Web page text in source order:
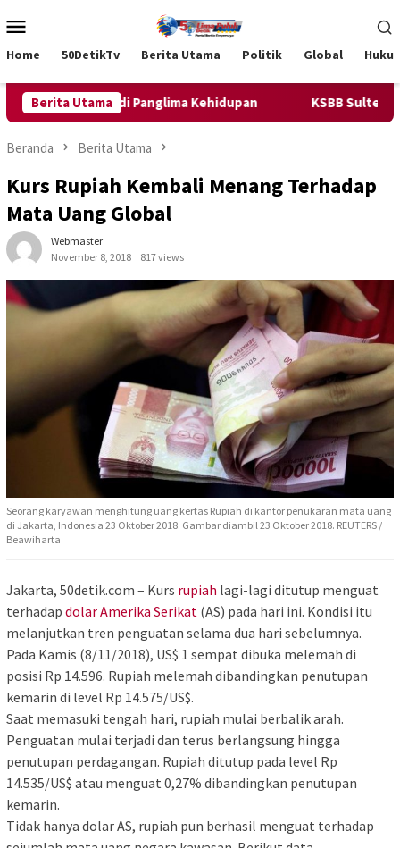
ke
Mobile
Home 50DetikTv Berita Utama Politik Global
Berita Utama
Harus Jadi Panglima Kehidupan KSBB Sulteng
Beranda Berita Utama
Kurs Rupiah Kembali Menang Terhadap
Mata Uang Global
Webmaster
November 8, 2018
817 views
Seorang karyawan menghitung uang kertas Rupiah di kantor penukaran mata uang
di Jakarta, Indonesia 23 Oktober 2018. Gambar diambil 23 Oktober 2018. REUTERS /
Beawiharta
Jakarta, 50detik.com – Kurs rupiah lagi-lagi ditutup menguat
terhadap dolar Amerika Serikat (AS) pada hari ini. Kondisi itu
melanjutkan tren penguatan selama dua hari sebelumnya.
Pada Kamis (8/11/2018), US$ 1 sempat dibuka melemah di
posisi Rp 14.596. Rupiah melemah dibandingkan penutupan
kemarin di level Rp 14.575/US$.
Saat memasuki tengah hari, rupiah mulai berbalik arah.
Penguatan mulai terjadi dan terus berlangsung hingga
penutupan perdagangan. Rupiah ditutup pada level Rp
14.535/US$ atau menguat 0,27% dibandingkan penutupan
kemarin.
Tidak hanya dolar AS, rupiah pun berhasil menguat terhadap